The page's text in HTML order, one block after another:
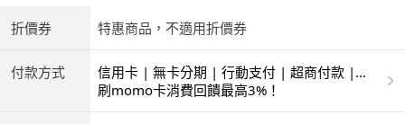
折價券 特惠商品，不適用折價券
付款方式
信用卡 | 無卡分期 | 行動支付 | 超商付款 |
ATM | 銀聯卡
刷momo卡消費回饋最高3%！